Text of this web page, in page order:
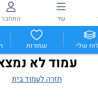
עוד התחבר
שלי שמורות
עמוד לא
חזרה לעמוד בית